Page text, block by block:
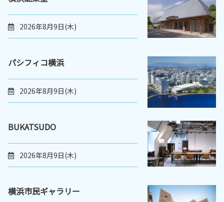
2026年8月9日(木)
パシフィコ横浜
2026年8月9日(木)
BUKATSUDO
2026年8月9日(木)
横浜市民ギャラリー